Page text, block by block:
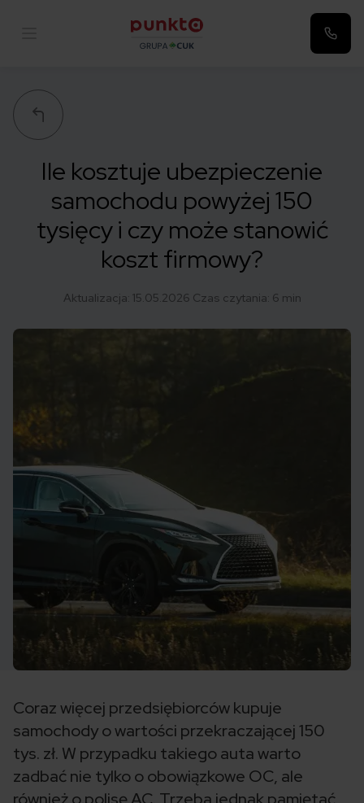
Ile kosztuje ubezpieczenie
samochodu powyżej 150
tysięcy i czy może stanowić
koszt firmowy?
Aktualizacja: 15.05.2026 Czas czytania: 6 min
Coraz więcej przedsiębiorców kupuje
samochody o wartości przekraczającej 150
tys. zł. W przypadku takiego auta warto
zadbać nie tylko o obowiązkowe OC, ale